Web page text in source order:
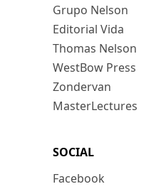
Grupo Nelson
Editorial Vida
Thomas Nelson
WestBow Press
Zondervan
MasterLectures
SOCIAL
Facebook